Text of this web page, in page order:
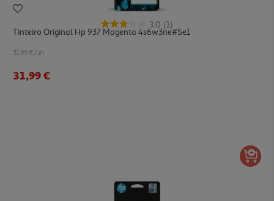
3.0 (1)
Tinteiro Original Hp 937 Magenta 4s6w3ne#se1
31.99 €/un
31,99 €